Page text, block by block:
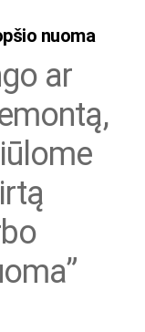
nuoma
ar